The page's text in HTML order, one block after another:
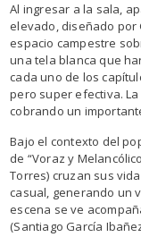
Al ingresar a la sala,
elevado, diseñado por
espacio campestre
una tela blanca que
cada uno de los
pero super efectiva.
cobrando un
Bajo el contexto del
de “Voraz y
Torres) cruzan sus
casual, generando un
escena se ve
(Santiago García